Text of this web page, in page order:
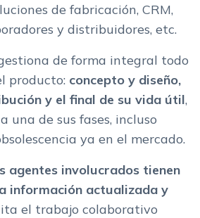
de fabricación, CRM,
y distribuidores, etc.
de forma integral todo
producto: concepto y diseño,
y el final de su vida útil,
una de sus fases, incluso
ya en el mercado.
agentes involucrados tienen
información actualizada y
el trabajo colaborativo